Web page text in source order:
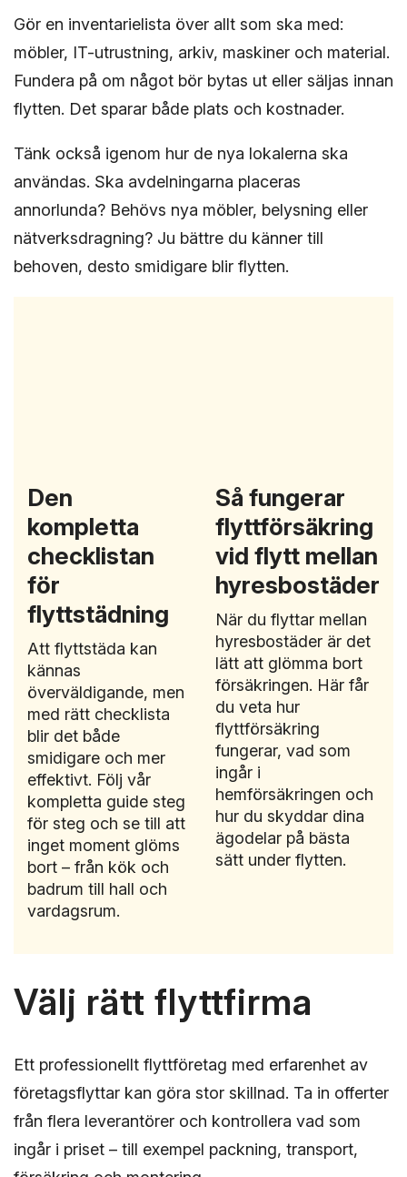
Gör en inventarielista över allt som ska med:
möbler, IT-utrustning, arkiv, maskiner och material.
Fundera på om något bör bytas ut eller säljas innan
flytten. Det sparar både plats och kostnader.
Tänk också igenom hur de nya lokalerna ska
användas. Ska avdelningarna placeras
annorlunda? Behövs nya möbler, belysning eller
nätverksdragning? Ju bättre du känner till
behoven, desto smidigare blir flytten.
Den
kompletta
checklistan
för
flyttstädning
Att flyttstäda kan
kännas
överväldigande, men
med rätt checklista
blir det både
smidigare och mer
effektivt. Följ vår
kompletta guide steg
för steg och se till att
inget moment glöms
bort – från kök och
badrum till hall och
vardagsrum.
Så fungerar
flyttförsäkring
vid flytt mellan
hyresbostäder
När du flyttar mellan
hyresbostäder är det
lätt att glömma bort
försäkringen. Här får
du veta hur
flyttförsäkring
fungerar, vad som
ingår i
hemförsäkringen och
hur du skyddar dina
ägodelar på bästa
sätt under flytten.
Välj rätt flyttfirma
Ett professionellt flyttföretag med erfarenhet av
företagsflyttar kan göra stor skillnad. Ta in offerter
från flera leverantörer och kontrollera vad som
ingår i priset – till exempel packning, transport,